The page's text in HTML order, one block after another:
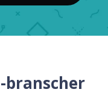
branscher